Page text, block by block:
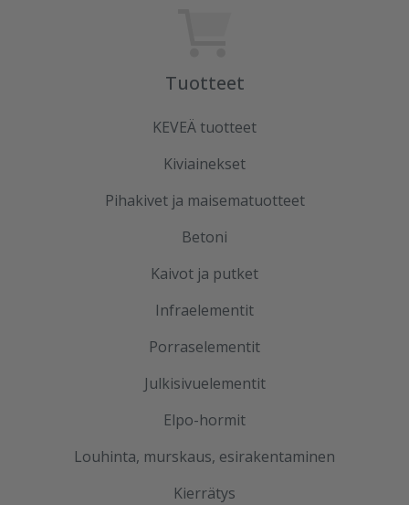
Tuotteet
KEVEÄ tuotteet
Kiviainekset
Pihakivet ja maisematuotteet
Betoni
Kaivot ja putket
Infraelementit
Porraselementit
Julkisivuelementit
Elpo-hormit
Louhinta, murskaus, esirakentaminen
Kierrätys